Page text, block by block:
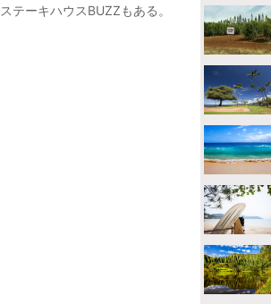
テーキハウスBUZZもある。